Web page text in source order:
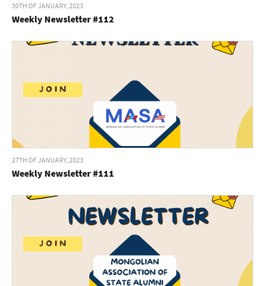
30TH OF JANUARY, 2023
Weekly Newsletter #112
27TH OF JANUARY, 2023
Weekly Newsletter #111